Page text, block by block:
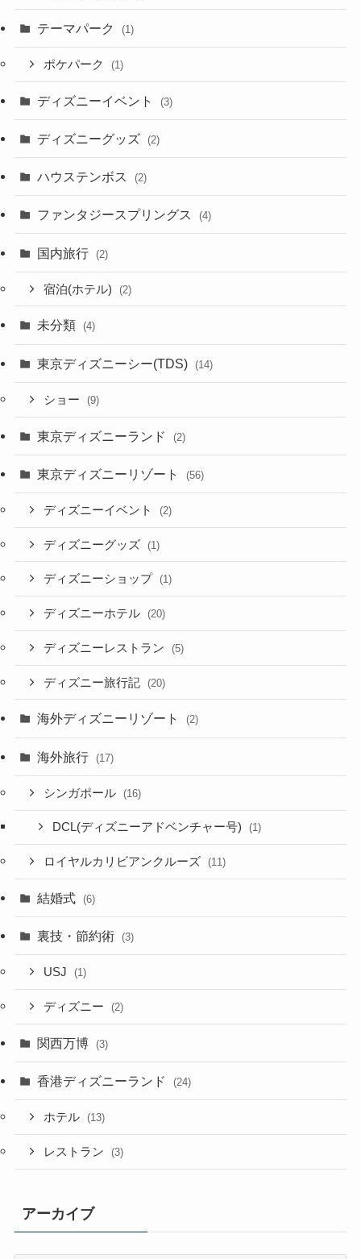
テーマパーク (1)
ポケパーク (1)
ディズニーイベント (3)
ディズニーグッズ (2)
ハウステンボス (2)
ファンタジースプリングス (4)
国内旅行 (2)
宿泊(ホテル) (2)
未分類 (4)
東京ディズニーシー(TDS) (14)
ショー (9)
東京ディズニーランド (2)
東京ディズニーリゾート (56)
ディズニーイベント (2)
ディズニーグッズ (1)
ディズニーショップ (1)
ディズニーホテル (20)
ディズニーレストラン (5)
ディズニー旅行記 (20)
海外ディズニーリゾート (2)
海外旅行 (17)
シンガポール (16)
DCL(ディズニーアドベンチャー号) (1)
ロイヤルカリビアンクルーズ (11)
結婚式 (6)
裏技・節約術 (3)
USJ (1)
ディズニー (2)
関西万博 (3)
香港ディズニーランド (24)
ホテル (13)
レストラン (3)
アーカイブ